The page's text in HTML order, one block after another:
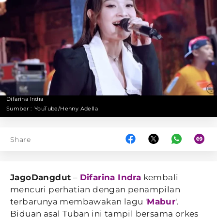
Difarina Indra
Sumber : YouTube/Henny Adella
Share
JagoDangdut – Difarina Indra kembali
mencuri perhatian dengan penampilan
terbarunya membawakan lagu 'Mabur'.
Biduan asal Tuban ini tampil bersama orkes